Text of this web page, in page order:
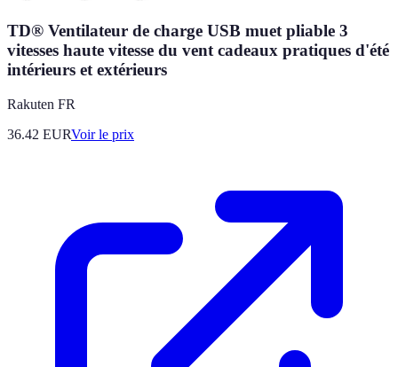
TD® Ventilateur de charge USB muet pliable 3
vitesses haute vitesse du vent cadeaux pratiques d'été
intérieurs et extérieurs
Rakuten FR
36.42 EURVoir le prix